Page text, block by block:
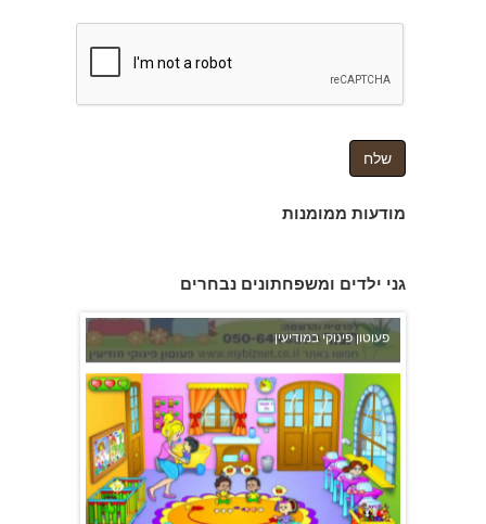
מודעות ממומנות
גני ילדים ומשפחתונים נבחרים
צהרון בקרית אונו
פעוטון פינוקי במודיעין